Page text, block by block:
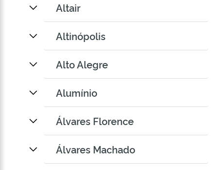
Altair
Altinópolis
Alto Alegre
Alumínio
Álvares Florence
Álvares Machado